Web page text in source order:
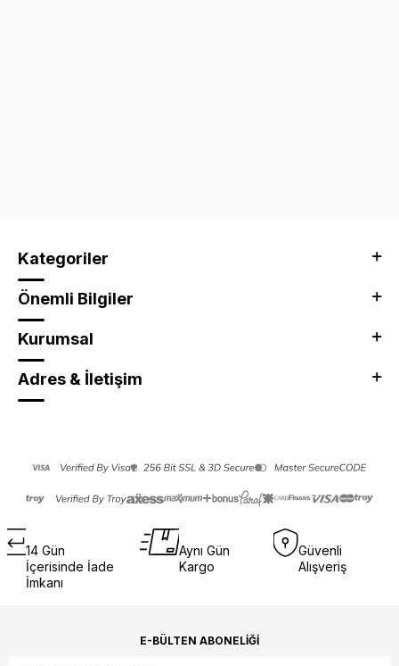
Kategoriler
Önemli Bilgiler
Kurumsal
Adres & İletişim
14 Gün
İçerisinde İade
İmkanı
Aynı Gün
Kargo
Güvenli
Alışveriş
E-BÜLTEN ABONELIĞI